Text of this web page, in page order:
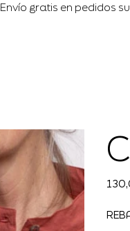
Envío gratis en pedidos
Precio
original